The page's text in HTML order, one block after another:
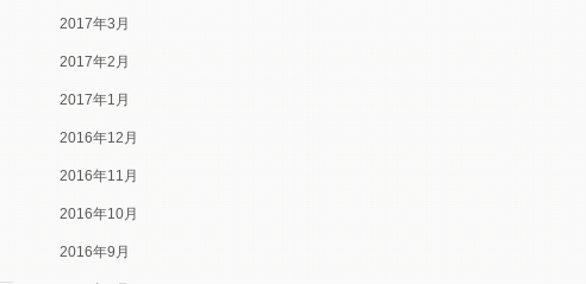
2017年3月
2017年2月
2017年1月
2016年12月
2016年11月
2016年10月
2016年9月